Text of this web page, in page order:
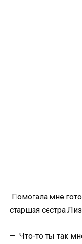
Помогала мне
старшая сестра
— Что-то ты так